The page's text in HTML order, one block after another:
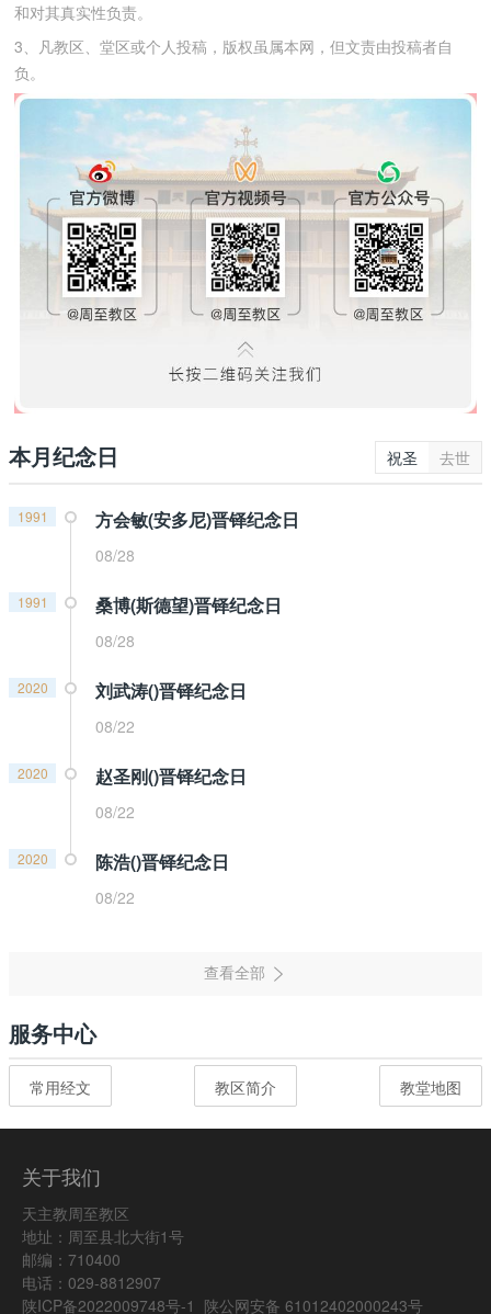
和对其真实性负责。
3、凡教区、堂区或个人投稿，版权虽属本网，但文责由投稿者自
负。
本月纪念日 祝圣 去世
1991 方会敏(安多尼)晋铎纪念日
08/28
1991 桑博(斯德望)晋铎纪念日
08/28
2020 刘武涛()晋铎纪念日
08/22
2020 赵圣刚()晋铎纪念日
08/22
2020 陈浩()晋铎纪念日
08/22
服务中心
常用经文 教区简介 教堂地图
关于我们
天主教周至教区
地址：周至县北大街1号
邮编：710400
电话：029-8812907
陕ICP备2022009748号-1 陕公网安备 61012402000243号